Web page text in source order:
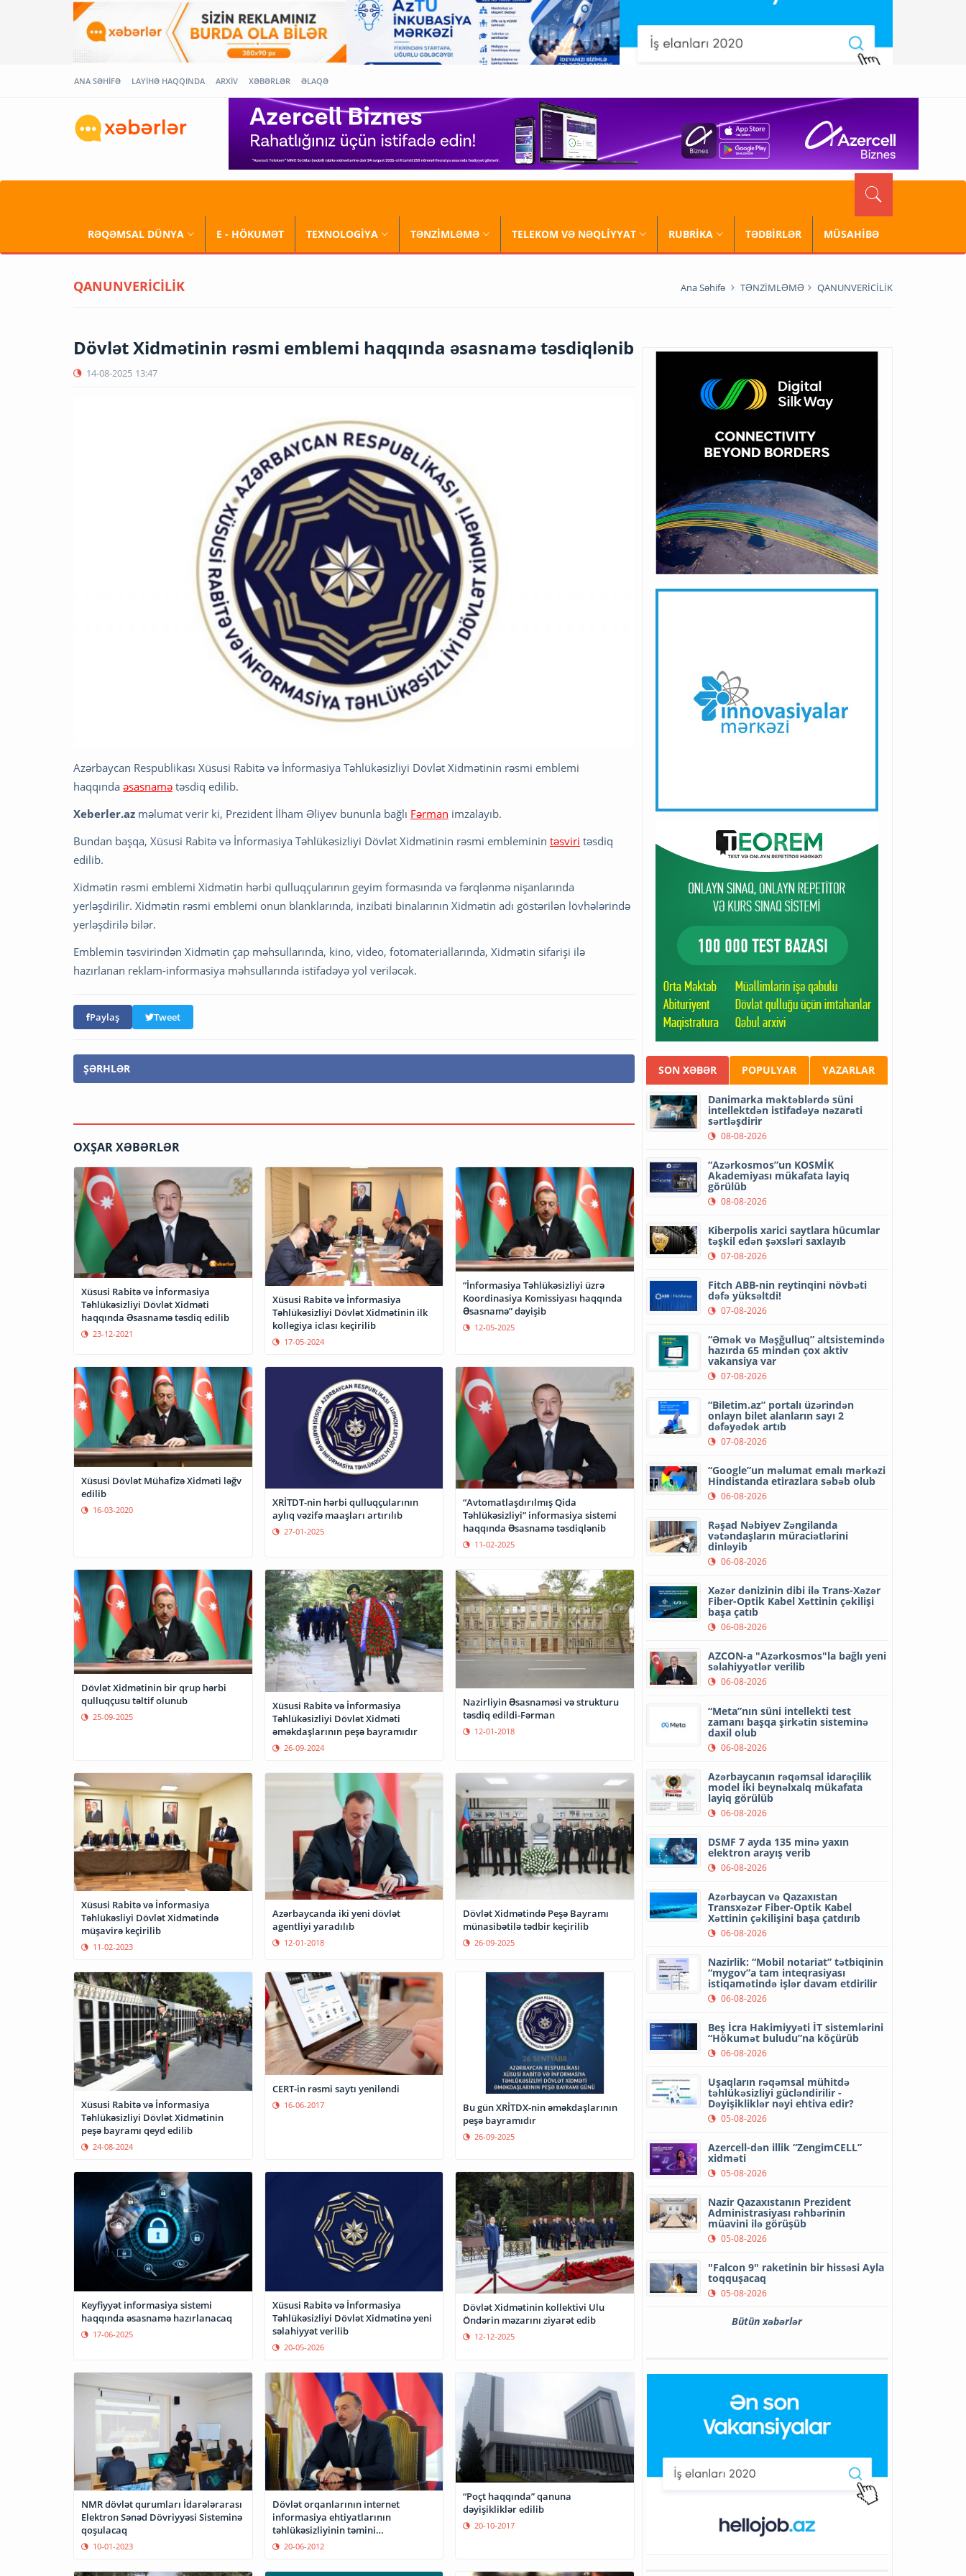
ANA SƏHİFƏ LAYİHƏ HAQQINDA ARXİV XƏBƏRLƏR ƏLAQƏ
RƏQƏMSAL DÜNYA E - HÖKUMƏT TEXNOLOGİYA TƏNZİMLƏMƏ TELEKOM VƏ NƏQLİYYAT RUBRİKA TƏDBİRLƏR MÜSAHİBƏ
QANUNVERİCİLİK Ana Səhifə TƏNZİMLƏMƏ QANUNVERİCİLİK
Dövlət Xidmətinin rəsmi emblemi haqqında əsasnamə təsdiqlənib
14-08-2025 13:47
Azərbaycan Respublikası Xüsusi Rabitə və İnformasiya Təhlükəsizliyi Dövlət Xidmətinin rəsmi emblemi
haqqında əsasnamə təsdiq edilib.
Xeberler.az məlumat verir ki, Prezident İlham Əliyev bununla bağlı Fərman imzalayıb.
Bundan başqa, Xüsusi Rabitə və İnformasiya Təhlükəsizliyi Dövlət Xidmətinin rəsmi embleminin təsviri təsdiq
edilib.
Xidmətin rəsmi emblemi Xidmətin hərbi qulluqçularının geyim formasında və fərqlənmə nişanlarında
yerləşdirilir. Xidmətin rəsmi emblemi onun blanklarında, inzibati binalarının Xidmətin adı göstərilən lövhələrində
yerləşdirilə bilər.
Emblemin təsvirindən Xidmətin çap məhsullarında, kino, video, fotomateriallarında, Xidmətin sifarişi ilə
hazırlanan reklam-informasiya məhsullarında istifadəyə yol veriləcək.
Paylaş Tweet
ŞƏRHLƏR
OXŞAR XƏBƏRLƏR
Xüsusi Rabitə və İnformasiya
Təhlükəsizliyi Dövlət Xidməti
haqqında Əsasnamə təsdiq edilib
23-12-2021
Xüsusi Rabitə və İnformasiya
Təhlükəsizliyi Dövlət Xidmətinin ilk
kollegiya iclası keçirilib
17-05-2024
“İnformasiya Təhlükəsizliyi üzrə
Koordinasiya Komissiyası haqqında
Əsasnamə” dəyişib
12-05-2025
Xüsusi Dövlət Mühafizə Xidməti ləğv
edilib
16-03-2020
XRİTDT-nin hərbi qulluqçularının
aylıq vəzifə maaşları artırılıb
27-01-2025
“Avtomatlaşdırılmış Qida
Təhlükəsizliyi” informasiya sistemi
haqqında Əsasnamə təsdiqlənib
11-02-2025
Dövlət Xidmətinin bir qrup hərbi
qulluqçusu təltif olunub
25-09-2025
Xüsusi Rabitə və İnformasiya
Təhlükəsizliyi Dövlət Xidməti
əməkdaşlarının peşə bayramıdır
26-09-2024
Nazirliyin Əsasnaməsi və strukturu
təsdiq edildi-Fərman
12-01-2018
Xüsusi Rabitə və İnformasiya
Təhlükəsliyi Dövlət Xidmətində
müşavirə keçirilib
11-02-2023
Azərbaycanda iki yeni dövlət
agentliyi yaradılıb
12-01-2018
Dövlət Xidmətində Peşə Bayramı
münasibətilə tədbir keçirilib
26-09-2025
Xüsusi Rabitə və İnformasiya
Təhlükəsizliyi Dövlət Xidmətinin
peşə bayramı qeyd edilib
24-08-2024
CERT-in rəsmi saytı yeniləndi
16-06-2017
Bu gün XRİTDX-nin əməkdaşlarının
peşə bayramıdır
26-09-2025
Keyfiyyət informasiya sistemi
haqqında əsasnamə hazırlanacaq
17-06-2025
Xüsusi Rabitə və İnformasiya
Təhlükəsizliyi Dövlət Xidmətinə yeni
səlahiyyət verilib
20-05-2026
Dövlət Xidmətinin kollektivi Ulu
Öndərin məzarını ziyarət edib
12-12-2025
NMR dövlət qurumları İdarələrarası
Elektron Sənəd Dövriyyəsi Sisteminə
qoşulacaq
10-01-2023
Dövlət orqanlarının internet
informasiya ehtiyatlarının
təhlükəsizliyinin təmini
gücləndiriləcək
20-06-2012
“Poçt haqqında” qanuna
dəyişikliklər edilib
20-10-2017
SON XƏBƏR POPULYAR YAZARLAR
Danimarka məktəblərdə süni
intellektdən istifadəyə nəzarəti
sərtləşdirir
08-08-2026
“Azərkosmos”un KOSMİK
Akademiyası mükafata layiq
görülüb
08-08-2026
Kiberpolis xarici saytlara hücumlar
təşkil edən şəxsləri saxlayıb
07-08-2026
Fitch ABB-nin reytinqini növbəti
dəfə yüksəltdi!
07-08-2026
“Əmək və Məşğulluq” altsistemində
hazırda 65 mindən çox aktiv
vakansiya var
07-08-2026
“Biletim.az” portalı üzərindən
onlayn bilet alanların sayı 2
dəfəyədək artıb
07-08-2026
“Google”un məlumat emalı mərkəzi
Hindistanda etirazlara səbəb olub
06-08-2026
Rəşad Nəbiyev Zəngilanda
vətəndaşların müraciətlərini
dinləyib
06-08-2026
Xəzər dənizinin dibi ilə Trans-Xəzər
Fiber-Optik Kabel Xəttinin çəkilişi
başa çatıb
06-08-2026
AZCON-a "Azərkosmos"la bağlı yeni
səlahiyyətlər verilib
06-08-2026
“Meta”nın süni intellekti test
zamanı başqa şirkətin sisteminə
daxil olub
06-08-2026
Azərbaycanın rəqəmsal idarəçilik
model iki beynəlxalq mükafata
layiq görülüb
06-08-2026
DSMF 7 ayda 135 minə yaxın
elektron arayış verib
06-08-2026
Azərbaycan və Qazaxıstan
Transxəzər Fiber-Optik Kabel
Xəttinin çəkilişini başa çatdırıb
06-08-2026
Nazirlik: “Mobil notariat” tətbiqinin
“mygov”a tam inteqrasiyası
istiqamətində işlər davam etdirilir
06-08-2026
Beş İcra Hakimiyyəti İT sistemlərini
“Hökumət buludu”na köçürüb
06-08-2026
Uşaqların rəqəmsal mühitdə
təhlükəsizliyi gücləndirilir -
Dəyişikliklər nəyi ehtiva edir?
05-08-2026
Azercell-dən illik “ZengimCELL”
xidməti
05-08-2026
Nazir Qazaxıstanın Prezident
Administrasiyası rəhbərinin
müavini ilə görüşüb
05-08-2026
"Falcon 9" raketinin bir hissəsi Ayla
toqquşacaq
05-08-2026
Bütün xəbərlər